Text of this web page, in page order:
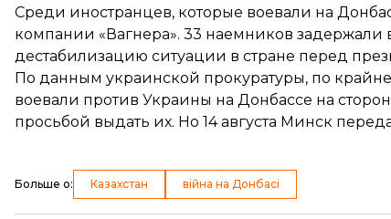
Среди иностранцев, которые воевали на
компании «Вагнера». 33 наемников
дестабилизацию ситуации в стране перед
По данным украинской прокуратуры, по
воевали против Украины на Донбассе на
просьбой выдать их. Но 14 августа Минск
Больше о: Казахстан війна на Донбасі